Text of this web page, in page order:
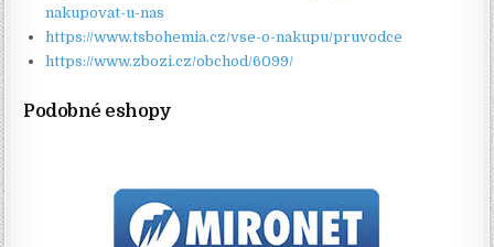
nakupovat-u-nas
https://www.tsbohemia.cz/vse-o-nakupu/pruvodce
https://www.zbozi.cz/obchod/6099/
Podobné eshopy